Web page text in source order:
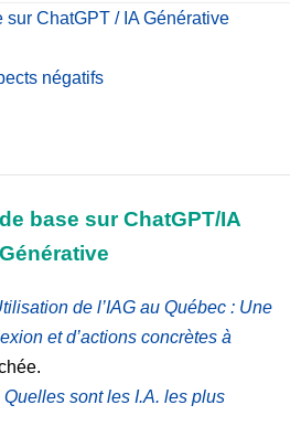
sur ChatGPT / IA Générative
négatifs
base sur ChatGPT/IA
Générative
de l’IAG au Québec : Une
et d’actions concrètes à
Quelles sont les I.A. les plus